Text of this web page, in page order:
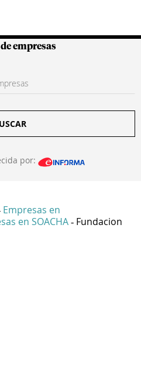
Colombianas
empresas
por:
Empresas en
en SOACHA - Fundacion